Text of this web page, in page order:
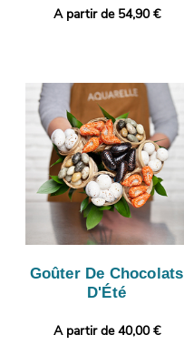
A partir de 54,90 €
Goûter De Chocolats
D'Été
A partir de 40,00 €